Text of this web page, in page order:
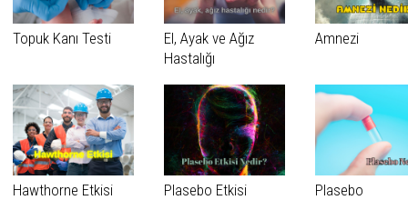
Topuk Kanı Testi
El, Ayak ve Ağız
Hastalığı
Amnezi
Hawthorne Etkisi Plasebo Etkisi Plasebo